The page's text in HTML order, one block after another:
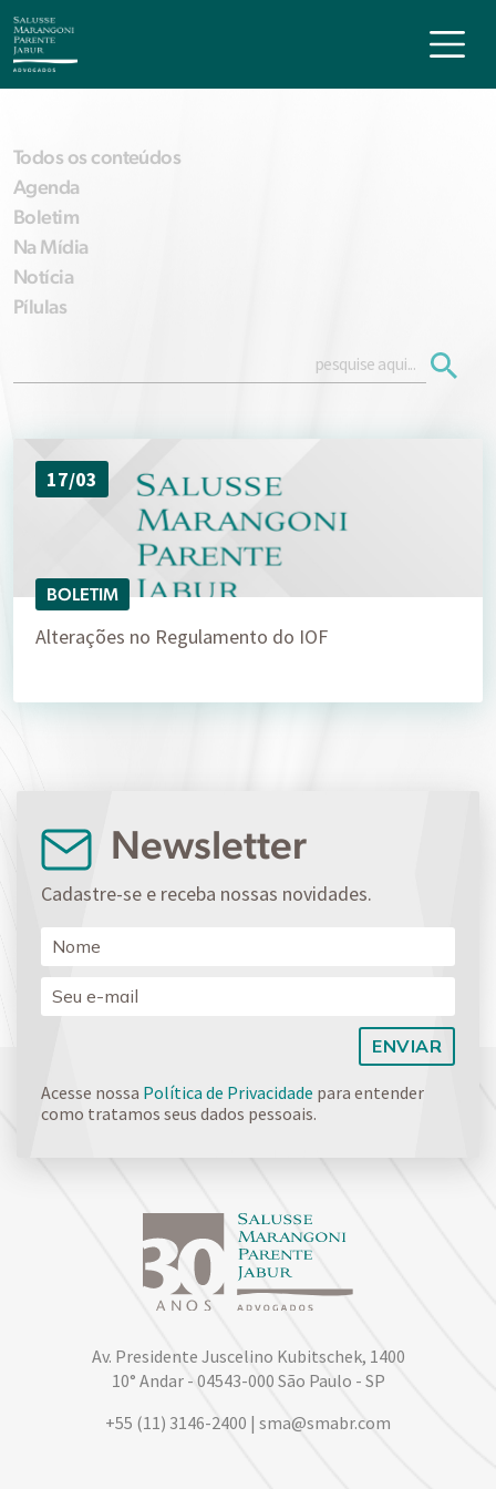
Todos os conteúdos
Agenda
Boletim
Na Mídia
Notícia
Pílulas
17/03
BOLETIM
Alterações no Regulamento do IOF
Newsletter
Cadastre-se e receba nossas novidades.
Acesse nossa Política de Privacidade para entender
como tratamos seus dados pessoais.
Av. Presidente Juscelino Kubitschek, 1400
10° Andar - 04543-000 São Paulo - SP
+55 (11) 3146-2400 | sma@smabr.com